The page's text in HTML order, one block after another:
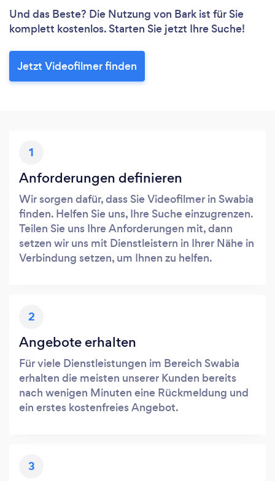
Und das Beste? Die Nutzung von Bark ist für Sie
komplett kostenlos. Starten Sie jetzt Ihre Suche!
Jetzt Videofilmer finden
1
Anforderungen definieren
Wir sorgen dafür, dass Sie Videofilmer in Swabia
finden. Helfen Sie uns, Ihre Suche einzugrenzen.
Teilen Sie uns Ihre Anforderungen mit, dann
setzen wir uns mit Dienstleistern in Ihrer Nähe in
Verbindung setzen, um Ihnen zu helfen.
2
Angebote erhalten
Für viele Dienstleistungen im Bereich Swabia
erhalten die meisten unserer Kunden bereits
nach wenigen Minuten eine Rückmeldung und
ein erstes kostenfreies Angebot.
3